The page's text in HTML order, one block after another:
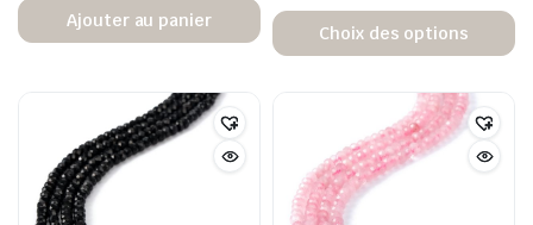
Ajouter au panier
Choix des options